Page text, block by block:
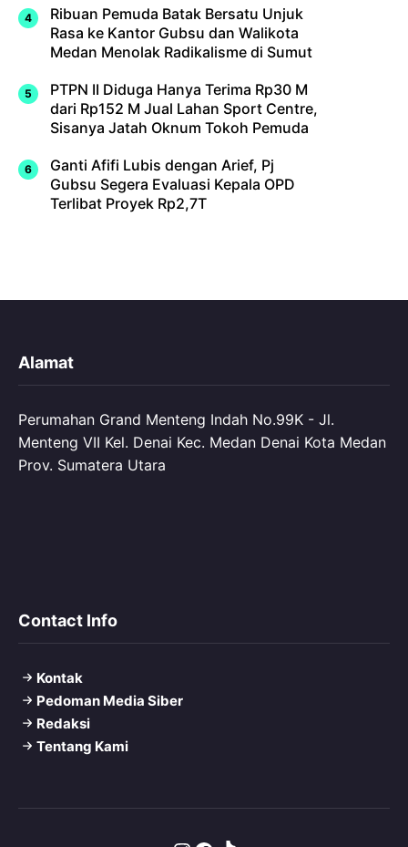
Ribuan Pemuda Batak Bersatu Unjuk
Rasa ke Kantor Gubsu dan Walikota
Medan Menolak Radikalisme di Sumut
PTPN II Diduga Hanya Terima Rp30 M
dari Rp152 M Jual Lahan Sport Centre,
Sisanya Jatah Oknum Tokoh Pemuda
Ganti Afifi Lubis dengan Arief, Pj
Gubsu Segera Evaluasi Kepala OPD
Terlibat Proyek Rp2,7T
Alamat
Perumahan Grand Menteng Indah No.99K - Jl.
Menteng VII Kel. Denai Kec. Medan Denai Kota Medan
Prov. Sumatera Utara
Contact Info
Kontak
Pedoman Media Siber
Redaksi
Tentang Kami